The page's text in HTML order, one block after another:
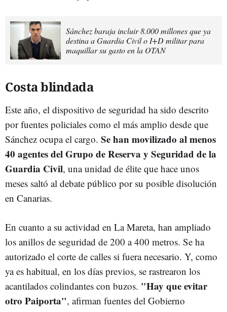
Sánchez baraja incluir 8.000 millones que ya
destina a Guardia Civil o I+D militar para
maquillar su gasto en la OTAN
Costa blindada
Este año, el dispositivo de seguridad ha sido descrito
por fuentes policiales como el más amplio desde que
Sánchez ocupa el cargo. Se han movilizado al menos
40 agentes del Grupo de Reserva y Seguridad de la
Guardia Civil, una unidad de élite que hace unos
meses saltó al debate público por su posible disolución
en Canarias.
En cuanto a su actividad en La Mareta, han ampliado
los anillos de seguridad de 200 a 400 metros. Se ha
autorizado el corte de calles si fuera necesario. Y, como
ya es habitual, en los días previos, se rastrearon los
acantilados colindantes con buzos. "Hay que evitar
otro Paiporta", afirman fuentes del Gobierno